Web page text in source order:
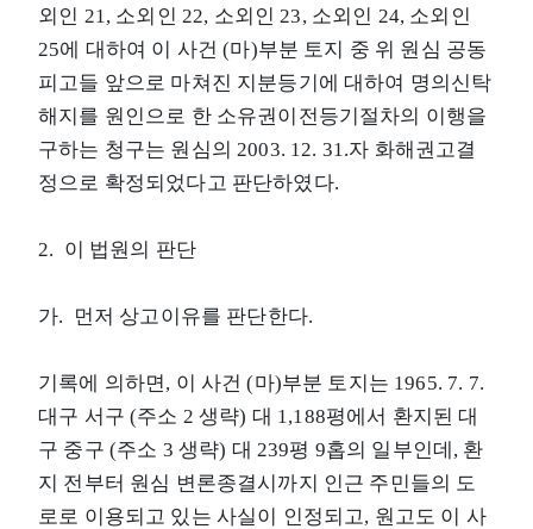
외인 21, 소외인 22, 소외인 23, 소외인 24, 소외인
25에 대하여 이 사건 (마)부분 토지 중 위 원심 공동
피고들 앞으로 마쳐진 지분등기에 대하여 명의신탁
해지를 원인으로 한 소유권이전등기절차의 이행을
구하는 청구는 원심의 2003. 12. 31.자 화해권고결
정으로 확정되었다고 판단하였다.
2. 이 법원의 판단
가. 먼저 상고이유를 판단한다.
기록에 의하면, 이 사건 (마)부분 토지는 1965. 7. 7.
대구 서구 (주소 2 생략) 대 1,188평에서 환지된 대
구 중구 (주소 3 생략) 대 239평 9홉의 일부인데, 환
지 전부터 원심 변론종결시까지 인근 주민들의 도
로로 이용되고 있는 사실이 인정되고, 원고도 이 사